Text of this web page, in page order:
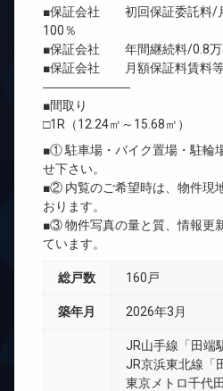
■保証会社 初回保証委託料/
100％
■保証会社 年間継続料/0.8万
■保証会社 月額保証料賃料等
―――――――
■間取り
□1R（12.24㎡～15.68㎡）
■① 駐車場・バイク置場・駐輪
せ下さい。
■② 内覧のご希望時は、物件現
おります。
■③ 物件写真の量と質、情報更
ています。
総戸数 160戸
築年月 2026年3月
JR山手線「田端
JR京浜東北線「
東京メトロ千代